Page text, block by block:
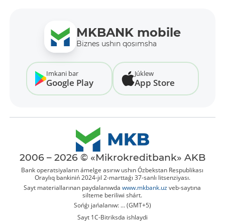
MKBANK mobile
Biznes ushın qosımsha
Imkani bar
Google Play
Júklew
App Store
2006 – 2026 © «Mikrokreditbank» AKB
Bank operatsiyaların ámelge asırıw ushın Ózbekstan Respublikası
Oraylıq bankiniń 2024-jıl 2-marttaǵı 37-sanlı litsenziyası.
Sayt materiallarınan paydalanıwdawww.mkbank.uz veb-saytına
silteme beriliwi shárt.
Sońǵı jańalanıw: ... (GMT+5)
Sayt 1C-Bitriksda ishlaydi